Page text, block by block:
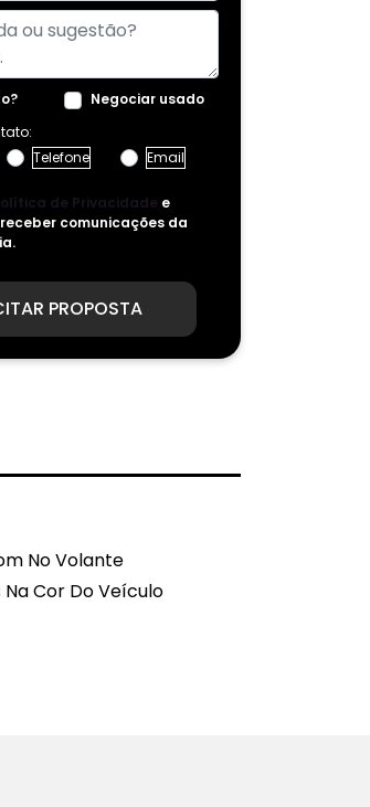
Negociar usado
Telefone Email
de Privacidade e
comunicações da
PROPOSTA
No Volante
Cor Do Veículo